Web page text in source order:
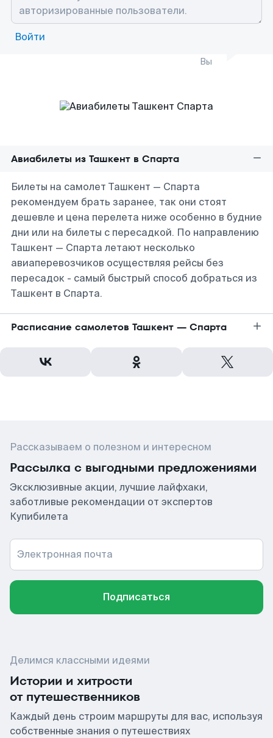
Войти
Вы
Авиабилеты из Ташкент в Спарта
Билеты на самолет Ташкент — Спарта
рекомендуем брать заранее, так они стоят
дешевле и цена перелета ниже особенно в будние
дни или на билеты с пересадкой. По направлению
Ташкент — Спарта летают несколько
авиаперевозчиков осуществляя рейсы без
пересадок - самый быстрый способ добраться из
Ташкент в Спарта.
Расписание самолетов Ташкент — Спарта
Рассказываем о полезном и интересном
Рассылка с выгодными предложениями
Эксклюзивные акции, лучшие лайфхаки,
заботливые рекомендации от экспертов
Купибилета
Электронная почта
Подписаться
Делимся классными идеями
Истории и хитрости
от путешественников
Каждый день строим маршруты для вас, используя
собственные знания о путешествиях